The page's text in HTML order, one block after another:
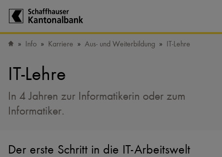
Info Karriere Aus- und Weiterbildung IT-Lehre
IT-Lehre
In 4 Jahren zur Informatikerin oder zum
Informatiker.
Der erste Schritt in die IT-Arbeitswelt